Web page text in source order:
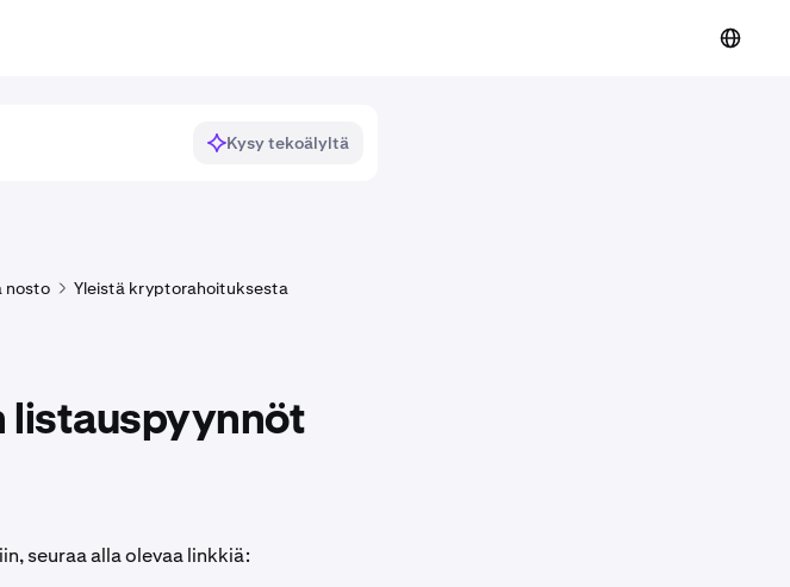
Kysy tekoälyltä
nosto Yleistä kryptorahoituksesta
listauspyynnöt
seuraa alla olevaa linkkiä: